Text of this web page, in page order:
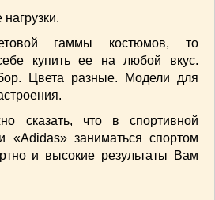
гаммы костюмов, то
купить ее на любой вкус.
Цвета разные. Модели для
сказать, что в спортивной
«Adidas» заниматься спортом
и высокие результаты Вам